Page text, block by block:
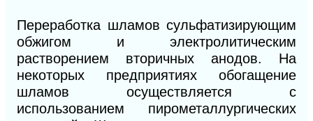
Переработка шламов сульфатизирующим
обжигом и электролитическим
растворением вторичных анодов. На
некоторых предприятиях обогащение
шламов осуществляется с
использованием пирометаллургических